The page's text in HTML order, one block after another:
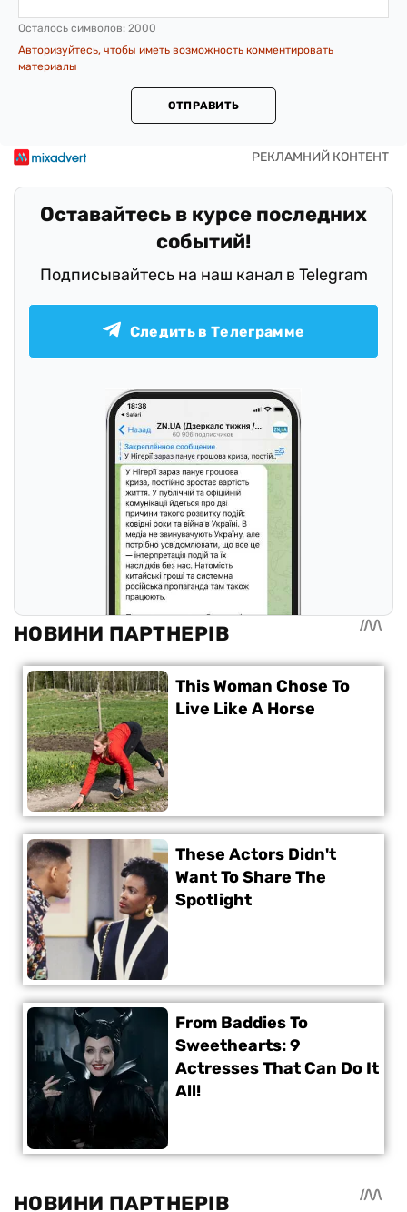
Осталось символов: 2000
Авторизуйтесь, чтобы иметь возможность комментировать
материалы
ОТПРАВИТЬ
Оставайтесь в курсе последних
событий!
Подписывайтесь на наш канал в Telegram
Следить в Телеграмме